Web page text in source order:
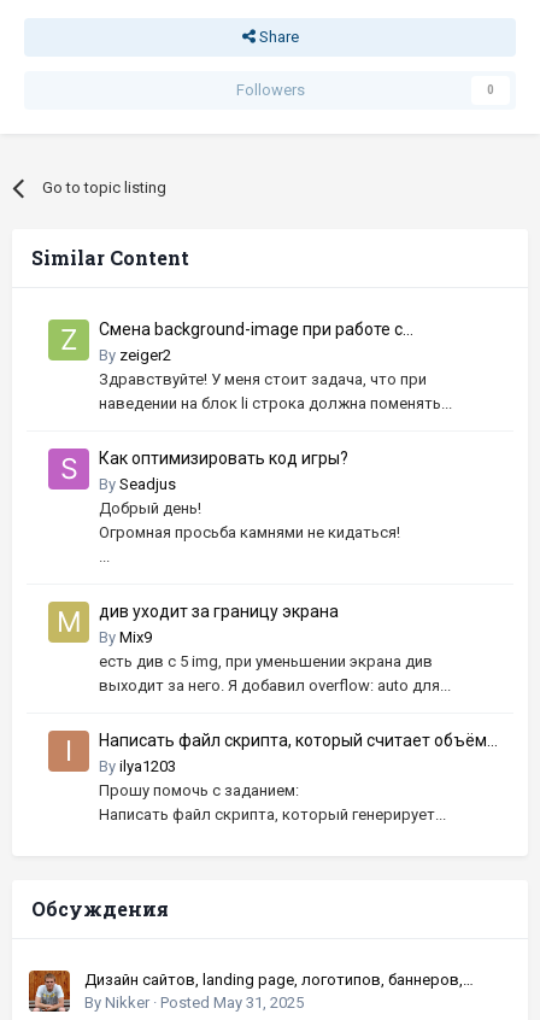
Share
Followers 0
Go to topic listing
Similar Content
Смена background-image при работе с
псевдоклассом hover
By zeiger2
Здравствуйте! У меня стоит задача, что при
наведении на блок li строка должна поменять...
Как оптимизировать код игры?
By Seadjus
Добрый день!
Огромная просьба камнями не кидаться!
...
див уходит за границу экрана
By Mix9
есть див с 5 img, при уменьшении экрана див
выходит за него. Я добавил overflow: auto для...
Написать файл скрипта, который считает объём
комнаты
By ilya1203
Прошу помочь с заданием:
Написать файл скрипта, который генерирует...
Обсуждения
Дизайн сайтов, landing page, логотипов, баннеров,
шапок | Высокое качество, по хорошей цене
By Nikker · Posted May 31, 2025